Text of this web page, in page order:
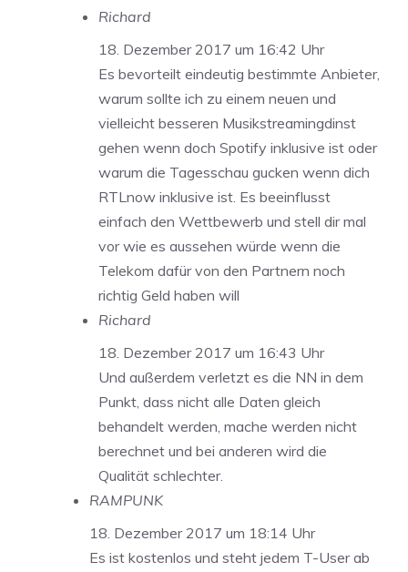
Richard
18. Dezember 2017 um 16:42 Uhr
Es bevorteilt eindeutig bestimmte Anbieter,
warum sollte ich zu einem neuen und
vielleicht besseren Musikstreamingdinst
gehen wenn doch Spotify inklusive ist oder
warum die Tagesschau gucken wenn dich
RTLnow inklusive ist. Es beeinflusst
einfach den Wettbewerb und stell dir mal
vor wie es aussehen würde wenn die
Telekom dafür von den Partnern noch
richtig Geld haben will
Richard
18. Dezember 2017 um 16:43 Uhr
Und außerdem verletzt es die NN in dem
Punkt, dass nicht alle Daten gleich
behandelt werden, mache werden nicht
berechnet und bei anderen wird die
Qualität schlechter.
RAMPUNK
18. Dezember 2017 um 18:14 Uhr
Es ist kostenlos und steht jedem T-User ab